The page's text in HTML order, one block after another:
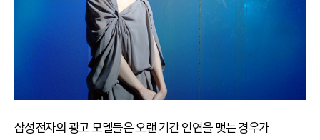
삼성전자의 광고 모델들은 오랜 기간 인연을 맺는 경우가